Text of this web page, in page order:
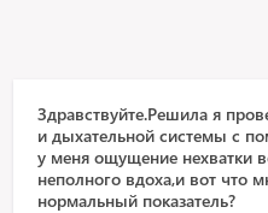
Здравствуйте.Решила я
и дыхательной системы с
у меня ощущение нехватки
неполного вдоха,и вот что
нормальный показатель?